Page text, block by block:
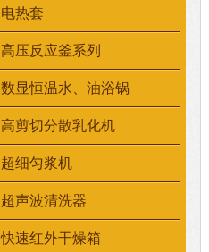
电热套
高压反应釜系列
数显恒温水、油浴锅
高剪切分散乳化机
超细匀浆机
超声波清洗器
快速红外干燥箱